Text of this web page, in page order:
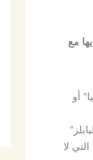
مع
أو
لا